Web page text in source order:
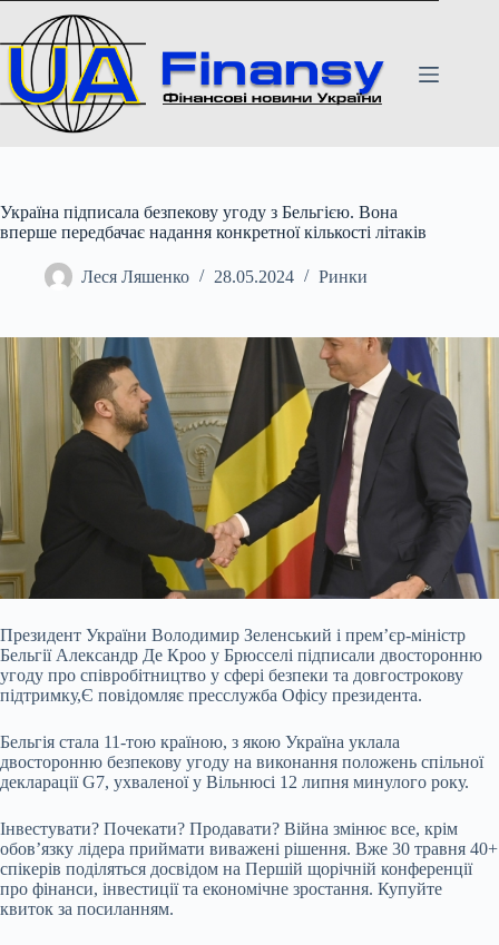
вмісту
Україна підписала безпекову угоду з Бельгією. Вона
вперше передбачає надання конкретної кількості літаків
Леся Ляшенко 28.05.2024 Ринки
Президент України Володимир Зеленський і прем’єр-міністр
Бельгії Александр Де Кроо у Брюсселі підписали двосторонню
угоду про співробітництво у сфері безпеки та довгострокову
підтримку,Є повідомляє пресслужба Офісу президента.
Бельгія стала 11-тою країною, з якою Україна уклала
двосторонню безпекову угоду на виконання положень спільної
декларації G7, ухваленої у Вільнюсі 12 липня минулого року.
Інвестувати? Почекати? Продавати? Війна змінює все, крім
обов’язку лідера приймати виважені рішення. Вже 30 травня 40+
спікерів поділяться досвідом на Першій щорічній конференції
про фінанси, інвестиції та економічне зростання. Купуйте
квиток за посиланням.